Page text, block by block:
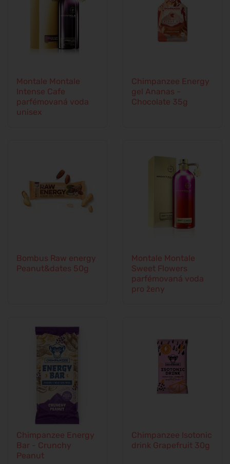
Montale Montale
Intense Cafe
parfémovaná voda
unisex
Chimpanzee Energy
gel Ananas -
Chocolate 35g
Bombus Raw energy
Peanut&dates 50g
Montale Montale
Sweet Flowers
parfémovaná voda
pro ženy
Chimpanzee Energy
Bar - Crunchy
Peanut
Chimpanzee Isotonic
drink Grapefruit 30g